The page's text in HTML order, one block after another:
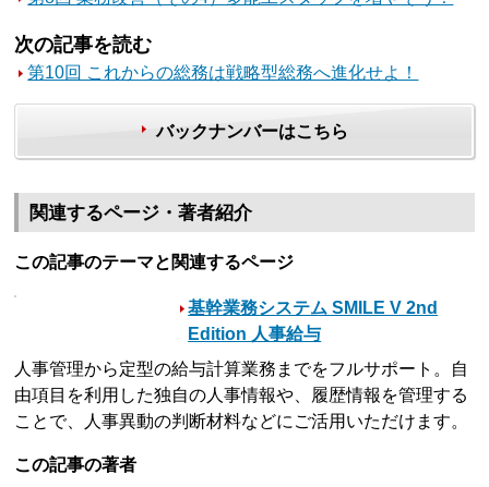
次の記事を読む
第10回 これからの総務は戦略型総務へ進化せよ！
バックナンバーはこちら
関連するページ・著者紹介
この記事のテーマと関連するページ
基幹業務システム SMILE V 2nd
Edition 人事給与
人事管理から定型の給与計算業務までをフルサポート。自
由項目を利用した独自の人事情報や、履歴情報を管理する
ことで、人事異動の判断材料などにご活用いただけます。
この記事の著者